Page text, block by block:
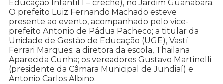
Educação Infantil I – creche), no Jardim Guanabara.
O prefeito Luiz Fernando Machado esteve
presente ao evento, acompanhado pelo vice-
prefeito Antonio de Pádua Pacheco; a titular da
Unidade de Gestão de Educação (UGE), Vastí
Ferrari Marques; a diretora da escola, Thailana
Aparecida Cunha; os vereadores Gustavo Martinelli
(presidente da Câmara Municipal de Jundiaí) e
Antonio Carlos Albino.